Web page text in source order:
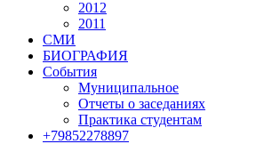
2012
2011
СМИ
БИОГРАФИЯ
События
Муниципальное
Отчеты о заседаниях
Практика студентам
+79852278897